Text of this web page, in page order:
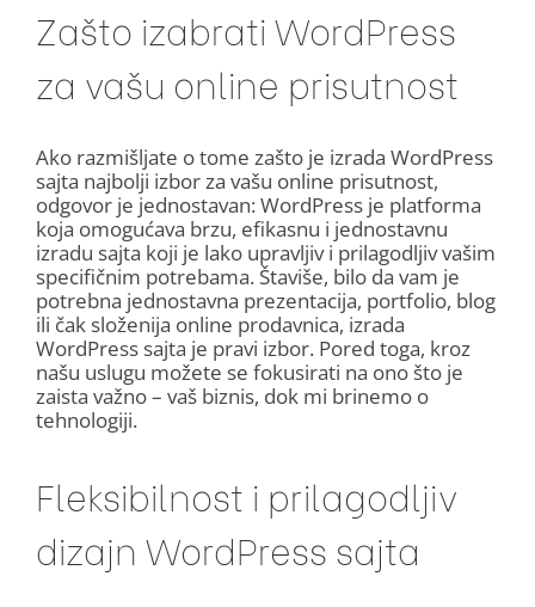
Zašto izabrati WordPress
za vašu online prisutnost
Ako razmišljate o tome zašto je izrada WordPress
sajta najbolji izbor za vašu online prisutnost,
odgovor je jednostavan: WordPress je platforma
koja omogućava brzu, efikasnu i jednostavnu
izradu sajta koji je lako upravljiv i prilagodljiv vašim
specifičnim potrebama. Štaviše, bilo da vam je
potrebna jednostavna prezentacija, portfolio, blog
ili čak složenija online prodavnica, izrada
WordPress sajta je pravi izbor. Pored toga, kroz
našu uslugu možete se fokusirati na ono što je
zaista važno – vaš biznis, dok mi brinemo o
tehnologiji.
Fleksibilnost i prilagodljiv
dizajn WordPress sajta